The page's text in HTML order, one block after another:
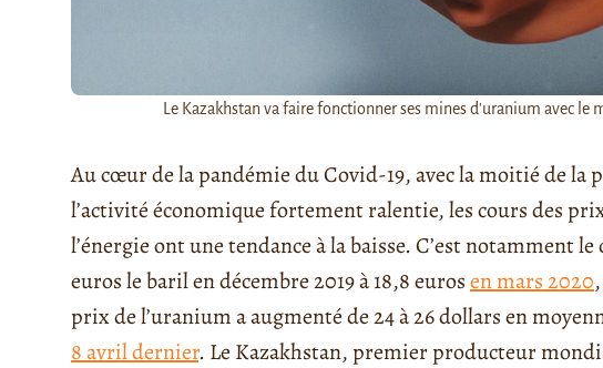
Le Kazakhstan va faire fonctionner ses mines d'uranium avec
Au cœur de la pandémie du Covid-19, avec la moitié de
l’activité économique fortement ralentie, les cours des
l’énergie ont une tendance à la baisse. C’est notamment
euros le baril en décembre 2019 à 18,8 eurosen mars 2020
prix de l’uranium a augmenté de 24 à 26 dollars en
8 avril dernier. Le Kazakhstan, premier producteur